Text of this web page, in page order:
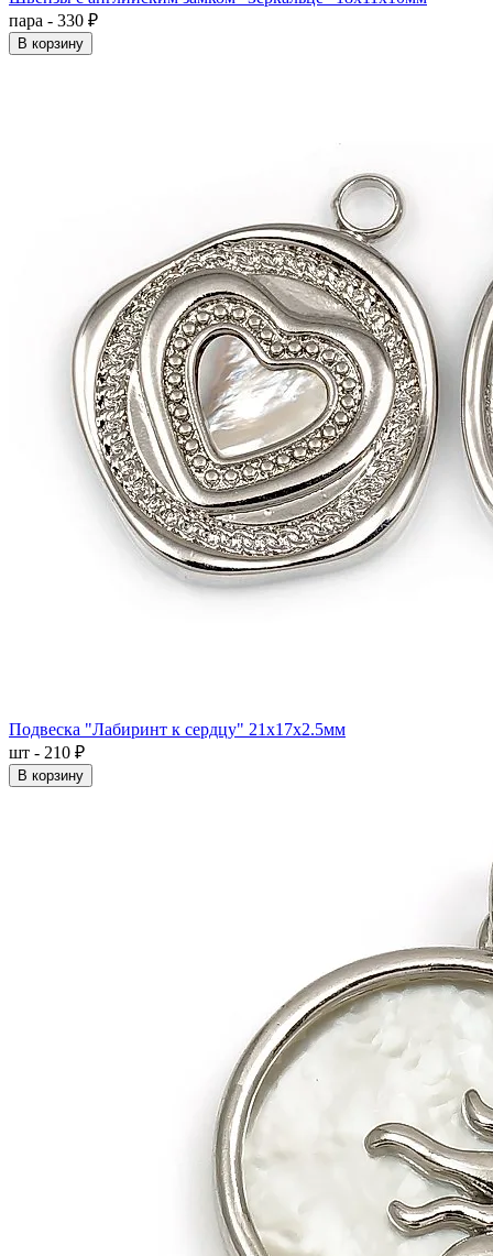
пара - 330 ₽
В корзину
Подвеска "Лабиринт к сердцу" 21x17x2.5мм
шт - 210 ₽
В корзину